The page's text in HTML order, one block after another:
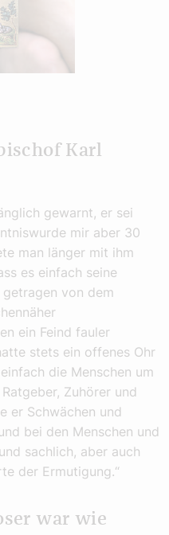
Karl
gewarnt, er sei
mir aber 30
man länger mit ihm
es einfach seine
von dem
ein Feind fauler
stets ein offenes Ohr
die Menschen um
Zuhörer und
er Schwächen und
bei den Menschen und
sachlich, aber auch
der Ermutigung.“
war wie